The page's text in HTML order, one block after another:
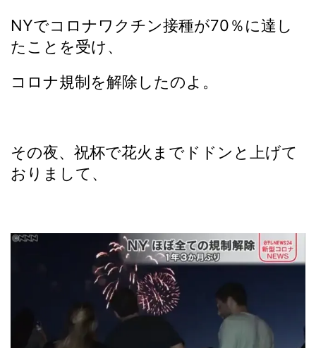
NYでコロナワクチン接種が70％に達し
たことを受け、
コロナ規制を解除したのよ。
その夜、祝杯で花火までドドンと上げて
おりまして、